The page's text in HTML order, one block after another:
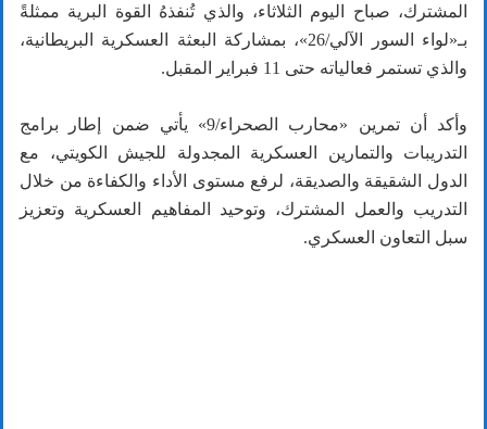
المشترك، صباح اليوم الثلاثاء، والذي تُنفذهُ القوة البرية ممثلةً
بـ«لواء السور الآلي/26»، بمشاركة البعثة العسكرية البريطانية،
والذي تستمر فعالياته حتى 11 فبراير المقبل.
وأكد أن تمرين «محارب الصحراء/9» يأتي ضمن إطار برامج
التدريبات والتمارين العسكرية المجدولة للجيش الكويتي، مع
الدول الشقيقة والصديقة، لرفع مستوى الأداء والكفاءة من خلال
التدريب والعمل المشترك، وتوحيد المفاهيم العسكرية وتعزيز
سبل التعاون العسكري.